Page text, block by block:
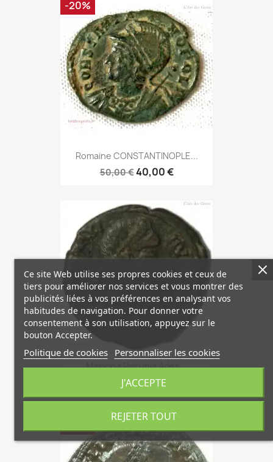
Romaine CONSTANTINOPLE...
50,00 €40,00 €
-20%
Maiorina Pecunia Arles...
55,00 €
Ce site Web utilise ses propres cookies et ceux de
tiers pour améliorer nos services et vous montrer des
publicités liées à vos préférences en analysant vos
habitudes de navigation. Pour donner votre
consentement à son utilisation, appuyez sur le
bouton Accepter.
Politique de cookies Personnaliser les cookies
REJETER TOUT
J'ACCEPTE